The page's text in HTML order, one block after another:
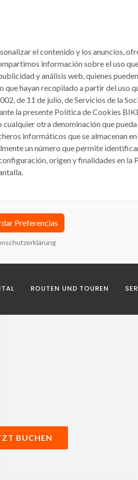
el contenido y los anuncios,
información sobre el uso
y análisis web, quienes
hayan recopilado a partir del uso
de 11 de julio, de Servicios de la
la presente Política de Cookies
otra denominación que
informáticos que se almacenan
un número que permite
origen y finalidades en la
de interés con terceros
Preferencias
ROUTEN UND TOUREN
BUCHEN